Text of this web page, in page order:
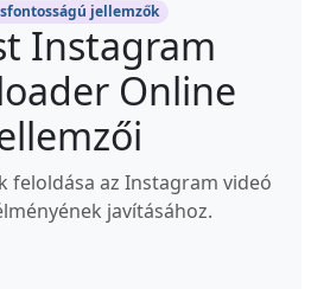
jellemzők
Instagram
Online
feloldása az Instagram videó
javításához.